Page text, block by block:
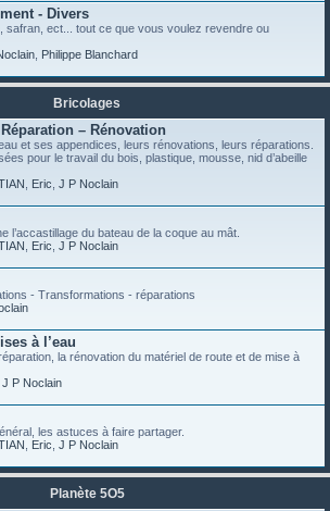
- Divers
safran, ect... tout ce que vous voulez revendre ou
Philippe Blanchard
Bricolages
– Rénovation
et ses appendices, leurs rénovations, leurs réparations.
pour le travail du bois, plastique, mousse, nid d’abeille
Eric J P Noclain
l’accastillage du bateau de la coque au mât.
Eric J P Noclain
- Transformations - réparations
à l’eau
la rénovation du matériel de route et de mise à
J P Noclain
les astuces à faire partager.
Eric J P Noclain
Planète 5O5